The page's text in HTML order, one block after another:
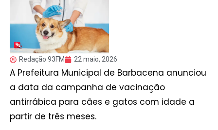
Redação 93FM 22 maio, 2026
A Prefeitura Municipal de Barbacena anunciou
a data da campanha de vacinação
antirrábica para cães e gatos com idade a
partir de três meses.